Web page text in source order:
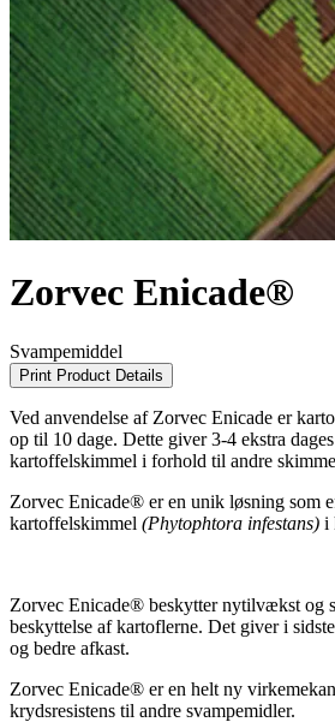
Zorvec Enicade®
Svampemiddel
Print Product Details
Ved anvendelse af Zorvec Enicade er
op til 10 dage. Dette giver 3-4 ekstra
kartoffelskimmel i forhold til andre
Zorvec Enicade® er en unik løsning som
kartoffelskimmel (Phytophtora infestans) i
Zorvec Enicade® beskytter nytilvækst og
beskyttelse af kartoflerne. Det giver i
og bedre afkast.
Zorvec Enicade® er en helt ny
krydsresistens til andre svampemidler.